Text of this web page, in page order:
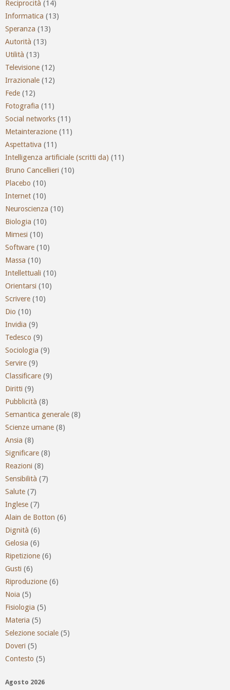
Reciprocità (14)
Informatica (13)
Speranza (13)
Autorità (13)
Utilità (13)
Televisione (12)
Irrazionale (12)
Fede (12)
Fotografia (11)
Social networks (11)
Metainterazione (11)
Aspettativa (11)
Intelligenza artificiale (scritti da) (11)
Bruno Cancellieri (10)
Placebo (10)
Internet (10)
Neuroscienza (10)
Biologia (10)
Mimesi (10)
Software (10)
Massa (10)
Intellettuali (10)
Orientarsi (10)
Scrivere (10)
Dio (10)
Invidia (9)
Tedesco (9)
Sociologia (9)
Servire (9)
Classificare (9)
Diritti (9)
Pubblicità (8)
Semantica generale (8)
Scienze umane (8)
Ansia (8)
Significare (8)
Reazioni (8)
Sensibilità (7)
Salute (7)
Inglese (7)
Alain de Botton (6)
Dignità (6)
Gelosia (6)
Ripetizione (6)
Gusti (6)
Riproduzione (6)
Noia (5)
Fisiologia (5)
Materia (5)
Selezione sociale (5)
Doveri (5)
Contesto (5)
Agosto 2026